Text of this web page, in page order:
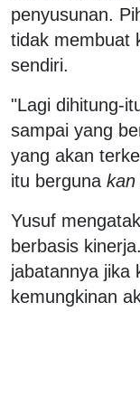
penyusunan.
tidak membuat
sendiri.‬
‪"Lagi dihitung-
sampai yang
yang akan
itu berguna kan
‪Yusuf
berbasis
jabatannya jika
kemungkinan